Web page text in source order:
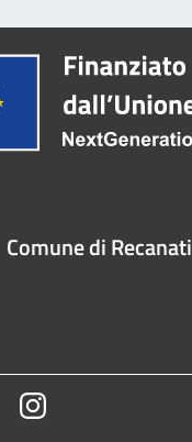
Comune di Recanati
YoutubeInstagram